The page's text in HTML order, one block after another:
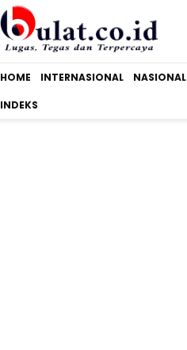
HOME INTERNASIONAL NASIONAL
INDEKS